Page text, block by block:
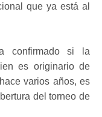
que ya está al
confirmado si la
es originario de
varios años, es
del torneo de